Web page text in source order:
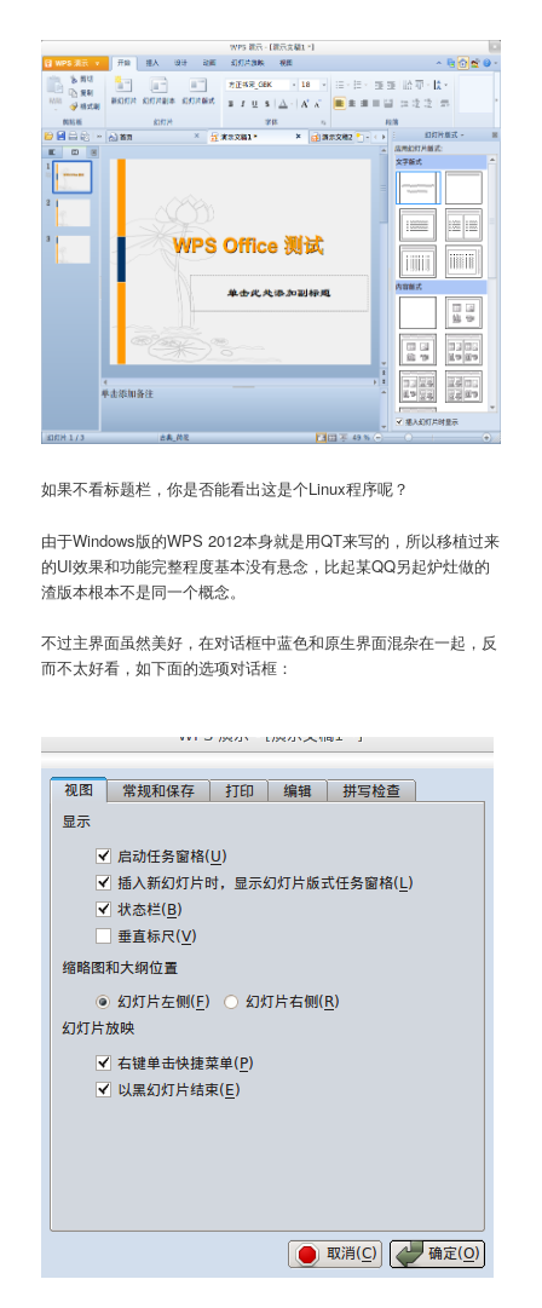
如果不看标题栏，你是否能看出这是个Linux程序呢？
由于Windows版的WPS 2012本身就是用QT来写的，所以移植过来
的UI效果和功能完整程度基本没有悬念，比起某QQ另起炉灶做的
渣版本根本不是同一个概念。
不过主界面虽然美好，在对话框中蓝色和原生界面混杂在一起，反
而不太好看，如下面的选项对话框：